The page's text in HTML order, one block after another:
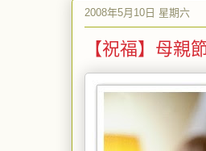
2008年5月10日 星期六
【祝福】母親